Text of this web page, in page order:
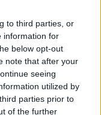
to third parties, or
information for
below opt-out
note that after your
seeing
utilized by
parties prior to
of the further